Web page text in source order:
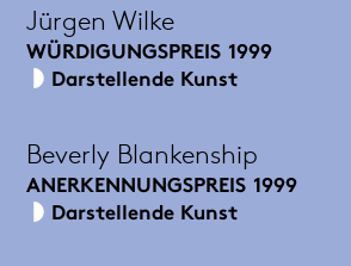
Jürgen Wilke
WÜRDIGUNGSPREIS 1999
Darstellende Kunst
Beverly Blankenship
ANERKENNUNGSPREIS 1999
Darstellende Kunst